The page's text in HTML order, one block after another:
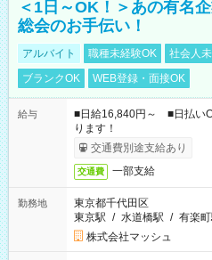
＜1日～OK！＞あの有名
総会のお手伝い！
アルバイト 職種未経験OK 社会人
ブランクOK
WEB登録・面接OK
給与
■日給16,840円～ ■日払い
ります！
交通費別途支給あり
交通費 一部支給
勤務地
東京都千代田区
東京駅 / 水道橋駅 / 有楽
株式会社マッシュ